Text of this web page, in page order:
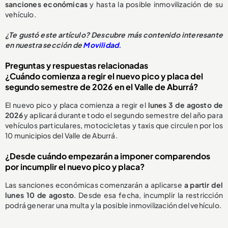
sanciones económicas y hasta la posible inmovilización de su
vehículo.
¿Te gustó este artículo? Descubre más contenido interesante
en nuestra sección deMovilidad.
Preguntas y respuestas relacionadas
¿Cuándo comienza a regir el nuevo pico y placa del
segundo semestre de 2026 en el Valle de Aburrá?
El nuevo pico y placa comienza a regir el lunes 3 de agosto de
2026y aplicará durante todo el segundo semestre del año para
vehículos particulares, motocicletas y taxis que circulen por los
10 municipios del Valle de Aburrá.
¿Desde cuándo empezarán a imponer comparendos
por incumplir el nuevo pico y placa?
Las sanciones económicas comenzarán a aplicarse a partir del
lunes 10 de agosto. Desde esa fecha, incumplir la restricción
podrá generar una multa y la posible inmovilización del vehículo.